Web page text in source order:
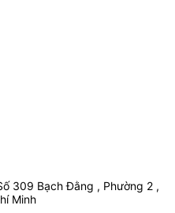
309 Bạch Đằng , Phường 2 ,
Minh